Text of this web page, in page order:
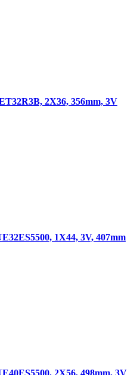
2X36, 356mm, 3V
1X44, 3V, 407mm